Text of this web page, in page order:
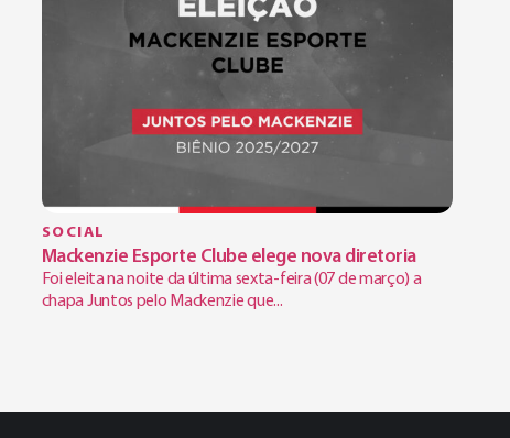
SOCIAL
Mackenzie Esporte Clube elege nova diretoria
Foi eleita na noite da última sexta-feira (07 de março) a
chapa Juntos pelo Mackenzie que...